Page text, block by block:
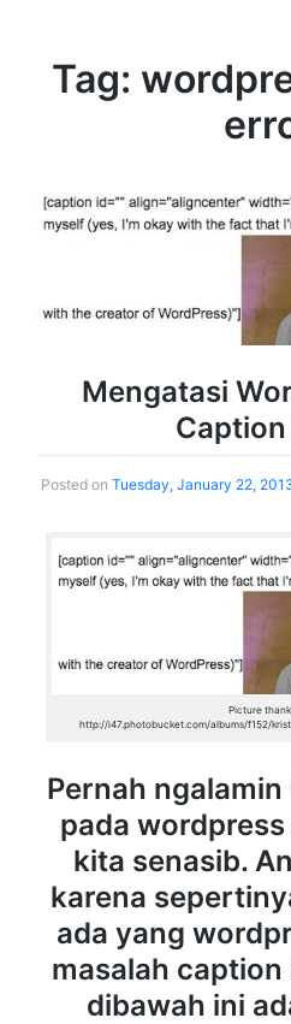
Tag:
Mengatasi
Posted on Tuesday, January 22,
Picture
http://i47.photobucket.com/albums/f152/
Pernah
pada
kita senasib.
karena
ada yang
masalah caption
dibawah ini